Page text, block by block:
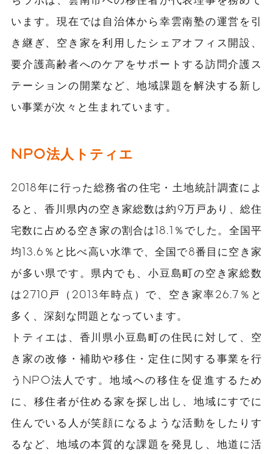
います。現在では自治体から幸雲南塾の運営を引
き継ぎ、空き家を利用したシェアオフィス開設、
要介護高齢者へのケアをサポートする訪問介護ス
テーションの開業など、地域課題を解決する新し
い事業が次々と生まれています。
NPO法人トティエ
2018年に行った総務省の住宅・土地統計調査によ
ると、香川県内の空き家総数は約9万戸あり、総住
宅数に占める空き家の割合は18.1％でした。全国平
均13.6％と比べ高い水準で、全国で8番目に空き家
が多い県です。県内でも、小豆島町の空き家総数
は2710戸（2013年時点）で、空き家率26.7％と
多く、深刻な問題となっています。
トティエは、香川県小豆島町の住民に対して、空
き家の改修・補助や移住・定住に関する事業を行
うNPO法人です。地域への移住を促進するため
に、移住者が住める家を探し出し、地域にすでに
住んでいる人が笑顔になるような活動をしたりす
るなど、地域の本質的な課題を発見し、地道に活